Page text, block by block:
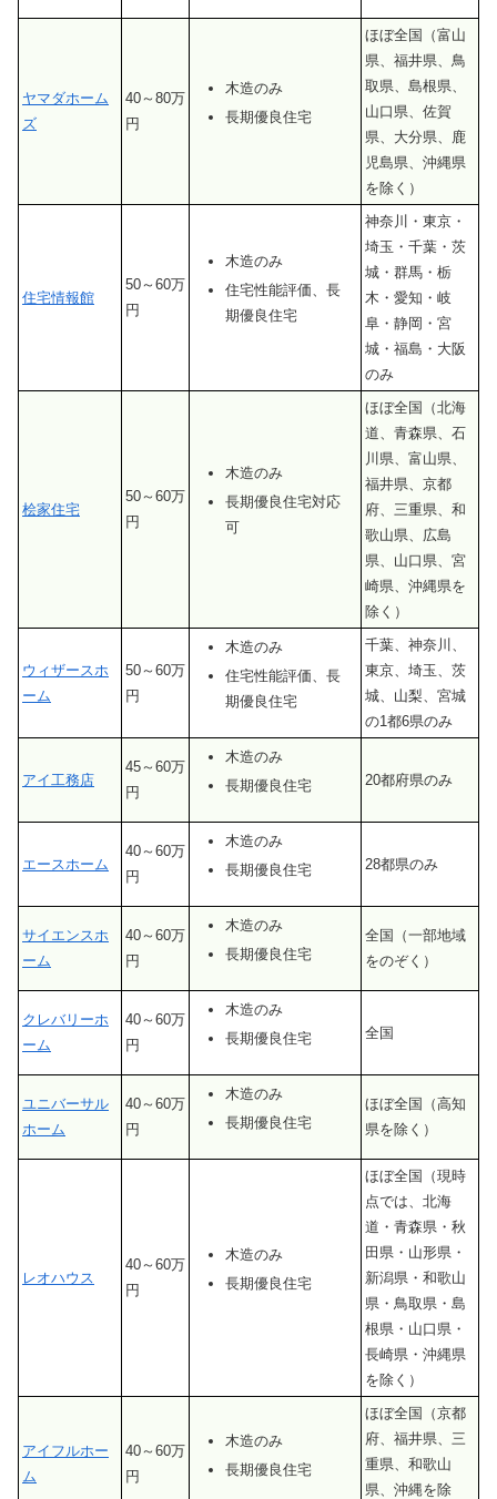
ヤマダホーム
ズ
40～80万
円
木造のみ
長期優良住宅
ほぼ全国（富山
県、福井県、鳥
取県、島根県、
山口県、佐賀
県、大分県、鹿
児島県、沖縄県
を除く）
住宅情報館
50～60万
円
木造のみ
住宅性能評価、長
期優良住宅
神奈川・東京・
埼玉・千葉・茨
城・群馬・栃
木・愛知・岐
阜・静岡・宮
城・福島・大阪
のみ
桧家住宅
50～60万
円
木造のみ
長期優良住宅対応
可
ほぼ全国（北海
道、青森県、石
川県、富山県、
福井県、京都
府、三重県、和
歌山県、広島
県、山口県、宮
崎県、沖縄県を
除く）
ウィザースホ
ーム
50～60万
円
木造のみ
住宅性能評価、長
期優良住宅
千葉、神奈川、
東京、埼玉、茨
城、山梨、宮城
の1都6県のみ
アイ工務店
45～60万
円
木造のみ
長期優良住宅
20都府県のみ
エースホーム
40～60万
円
木造のみ
長期優良住宅
28都県のみ
サイエンスホ
ーム
40～60万
円
木造のみ
長期優良住宅
全国（一部地域
をのぞく）
クレバリーホ
ーム
40～60万
円
木造のみ
長期優良住宅
全国
ユニバーサル
ホーム
40～60万
円
木造のみ
長期優良住宅
ほぼ全国（高知
県を除く）
レオハウス
40～60万
円
木造のみ
長期優良住宅
ほぼ全国（現時
点では、北海
道・青森県・秋
田県・山形県・
新潟県・和歌山
県・鳥取県・島
根県・山口県・
長崎県・沖縄県
を除く）
アイフルホー
ム
40～60万
円
木造のみ
長期優良住宅
ほぼ全国（京都
府、福井県、三
重県、和歌山
県、沖縄を除